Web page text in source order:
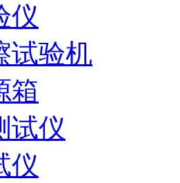
仪
试验机
箱
试仪
仪